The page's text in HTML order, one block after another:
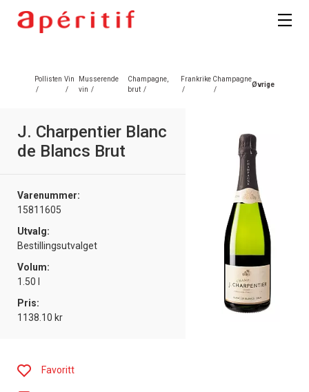
Pollisten
/
Vin
/
Musserende
vin /
Champagne,
brut /
Frankrike
/
Champagne
/
Øvrige
J. Charpentier Blanc
de Blancs Brut
Varenummer:
15811605
Utvalg:
Bestillingsutvalget
Volum:
1.50 l
Pris:
1138.10 kr
Favoritt